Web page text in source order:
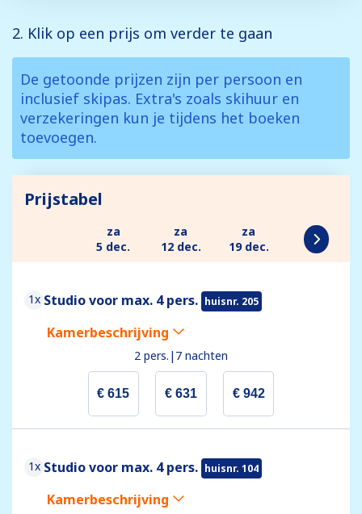
2. Klik op een prijs om verder te gaan
De getoonde prijzen zijn per persoon en
inclusief skipas. Extra's zoals skihuur en
verzekeringen kun je tijdens het boeken
toevoegen.
Prijstabel
za
5 dec.
za
12 dec.
za
19 dec.
1x Studio voor max. 4 pers. huisnr. 205
Kamerbeschrijving
2 pers. | 7 nachten
€ 615 € 631 € 942
1x Studio voor max. 4 pers. huisnr. 104
Kamerbeschrijving